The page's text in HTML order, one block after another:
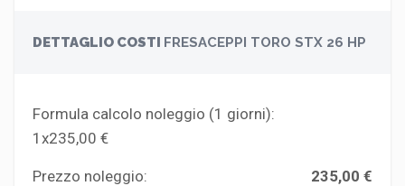
DETTAGLIO COSTI FRESACEPPI TORO STX 26 HP
Formula calcolo noleggio (1 giorni):
1x235,00 €
Prezzo noleggio:
235,00 €